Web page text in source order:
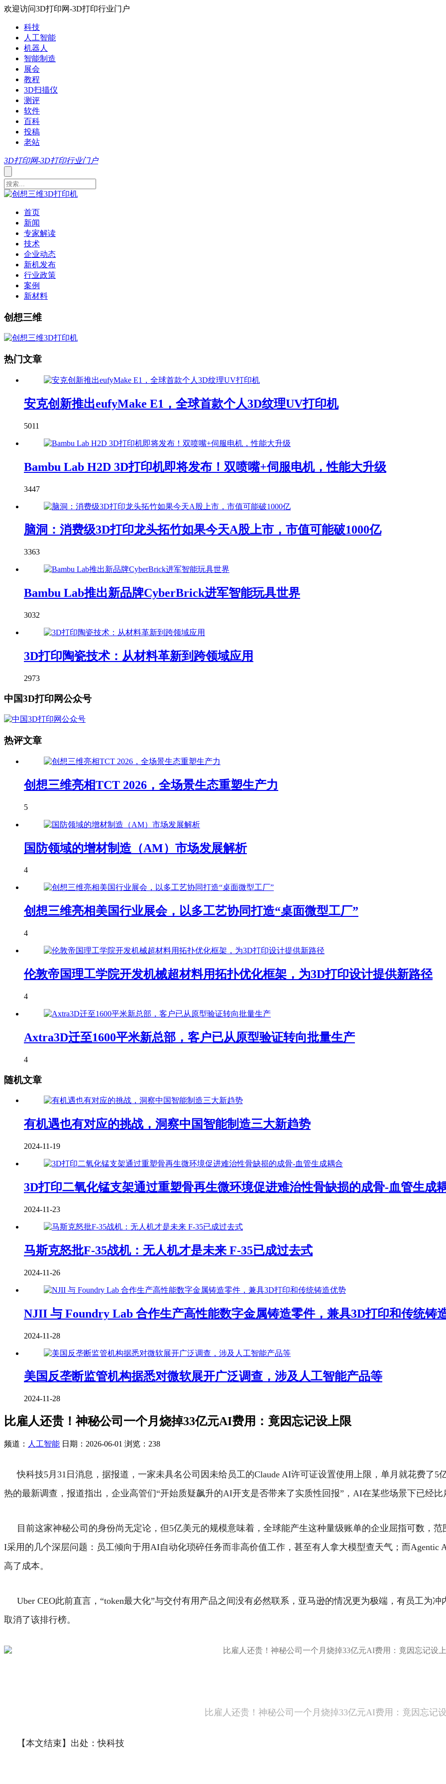
欢迎访问3D打印网-3D打印行业门户
科技
人工智能
机器人
智能制造
展会
教程
3D扫描仪
测评
软件
百科
投稿
老站
3D打印网-3D打印行业门户
首页
新闻
专家解读
技术
企业动态
新机发布
行业政策
案例
新材料
创想三维
热门文章
安克创新推出eufyMake E1，全球首款个人3D纹理UV打印机
5011
Bambu Lab H2D 3D打印机即将发布！双喷嘴+伺服电机，性能大升级
3447
脑洞：消费级3D打印龙头拓竹如果今天A股上市，市值可能破1000亿
3363
Bambu Lab推出新品牌CyberBrick进军智能玩具世界
3032
3D打印陶瓷技术：从材料革新到跨领域应用
2973
中国3D打印网公众号
热评文章
创想三维亮相TCT 2026，全场景生态重塑生产力
5
国防领域的增材制造（AM）市场发展解析
4
创想三维亮相美国行业展会，以多工艺协同打造“桌面微型工厂”
4
伦敦帝国理工学院开发机械超材料用拓扑优化框架，为3D打印设计提供新路径
4
Axtra3D迁至1600平米新总部，客户已从原型验证转向批量生产
4
随机文章
有机遇也有对应的挑战，洞察中国智能制造三大新趋势
2024-11-19
3D打印二氧化锰支架通过重塑骨再生微环境促进难治性骨缺损的成骨-血管生成
2024-11-23
马斯克怒批F-35战机：无人机才是未来 F-35已成过去式
2024-11-26
NJII 与 Foundry Lab 合作生产高性能数字金属铸造零件，兼具3D打印和传统铸
2024-11-28
美国反垄断监管机构据悉对微软展开广泛调查，涉及人工智能产品等
2024-11-28
比雇人还贵！神秘公司一个月烧掉33亿元AI费用：竟因忘记设上限
频道： 人工智能 日期： 2026-06-01 浏览：238
快科技5月31日消息，据报道，一家未具名公司因未给员工的Claude AI许可证设置使用上限，单月就花费了5亿
热的最新调查，报道指出，企业高管们“开始质疑飙升的AI开支是否带来了实质性回报”，AI在某些场景下已经比
目前这家神秘公司的身份尚无定论，但5亿美元的规模意味着，全球能产生这种量级账单的企业屈指可数，范
I采用的几个深层问题：员工倾向于用AI自动化琐碎任务而非高价值工作，甚至有人拿大模型查天气；而Agentic
高了成本。
Uber CEO此前直言，“token最大化”与交付有用产品之间没有必然联系，亚马逊的情况更为极端，有员工为
取消了该排行榜。
比雇人还贵！神秘公司一个月烧掉33亿元AI费用：竟因忘记
【本文结束】出处：快科技